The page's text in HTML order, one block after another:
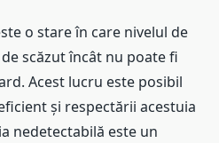
o stare în care nivelul de
scăzut încât nu poate fi
Acest lucru este posibil
și respectării acestuia
nedetectabilă este un